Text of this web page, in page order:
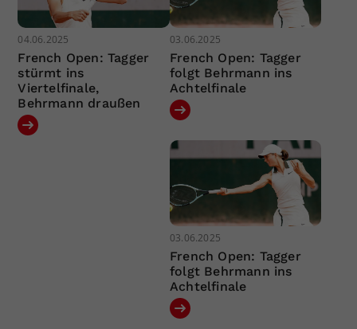
04.06.2025
French Open: Tagger
stürmt ins
Viertelfinale,
Behrmann draußen
03.06.2025
French Open: Tagger
folgt Behrmann ins
Achtelfinale
03.06.2025
French Open: Tagger
folgt Behrmann ins
Achtelfinale